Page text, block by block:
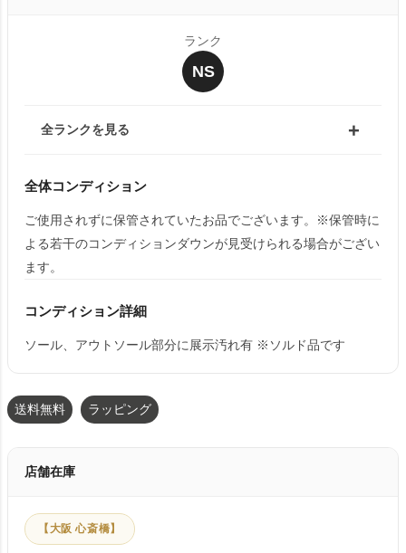
ランク
NS
全ランクを見る
全体コンディション
ご使用されずに保管されていたお品でございます。※保管時に
よる若干のコンディションダウンが見受けられる場合がござい
ます。
コンディション詳細
ソール、アウトソール部分に展示汚れ有 ※ソルド品です
送料無料 ラッピング
店舗在庫
【大阪 心斎橋】